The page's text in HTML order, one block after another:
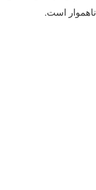
ناهموار است.